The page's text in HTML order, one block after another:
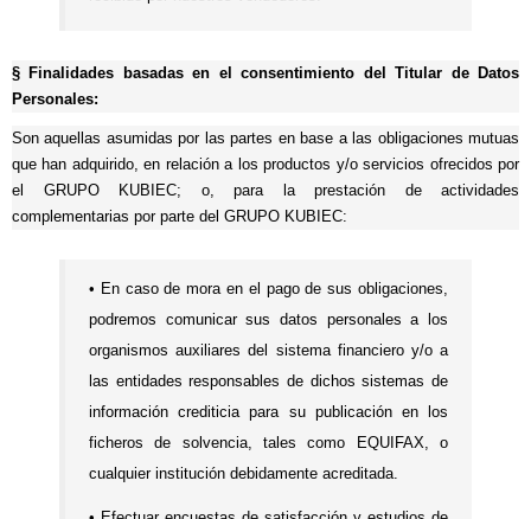
§ Finalidades basadas en el consentimiento del Titular de Datos
Personales:
Son aquellas asumidas por las partes en base a las obligaciones mutuas
que han adquirido, en relación a los productos y/o servicios ofrecidos por
el GRUPO KUBIEC; o, para la prestación de actividades
complementarias por parte del GRUPO KUBIEC:
• En caso de mora en el pago de sus obligaciones,
podremos comunicar sus datos personales a los
organismos auxiliares del sistema financiero y/o a
las entidades responsables de dichos sistemas de
información crediticia para su publicación en los
ficheros de solvencia, tales como EQUIFAX, o
cualquier institución debidamente acreditada.